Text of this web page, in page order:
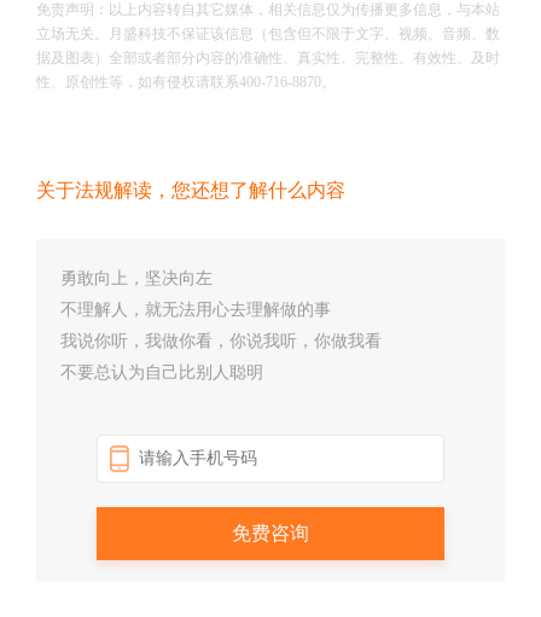
免责声明：以上内容转自其它媒体，相关信息仅为传播更多信息，与本站
立场无关。月盛科技不保证该信息（包含但不限于文字、视频、音频、数
据及图表）全部或者部分内容的准确性、真实性、完整性、有效性、及时
性、原创性等，如有侵权请联系400-716-8870。
关于法规解读，您还想了解什么内容
勇敢向上，坚决向左
不理解人，就无法用心去理解做的事
我说你听，我做你看，你说我听，你做我看
不要总认为自己比别人聪明